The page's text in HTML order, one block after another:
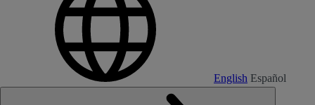
English Español